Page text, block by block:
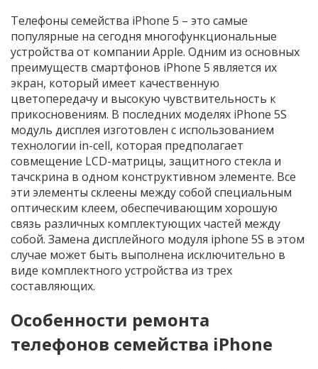
Телефоны семейства iPhone 5 – это самые
популярные на сегодня многофункциональные
устройства от компании Apple. Одним из основных
преимуществ смартфонов iPhone 5 является их
экран, который имеет качественную
цветопередачу и высокую чувствительность к
прикосновениям. В последних моделях iPhone 5S
модуль дисплея изготовлен с использованием
технологии in-cell, которая предполагает
совмещение LCD-матрицы, защитного стекла и
тачскрина в одном конструктивном элементе. Все
эти элементы склеены между собой специальным
оптическим клеем, обеспечивающим хорошую
связь различных комплектующих частей между
собой. Замена дисплейного модуля iphone 5S в этом
случае может быть выполнена исключительно в
виде комплектного устройства из трех
составляющих.
Особенности ремонта
телефонов семейства iPhone